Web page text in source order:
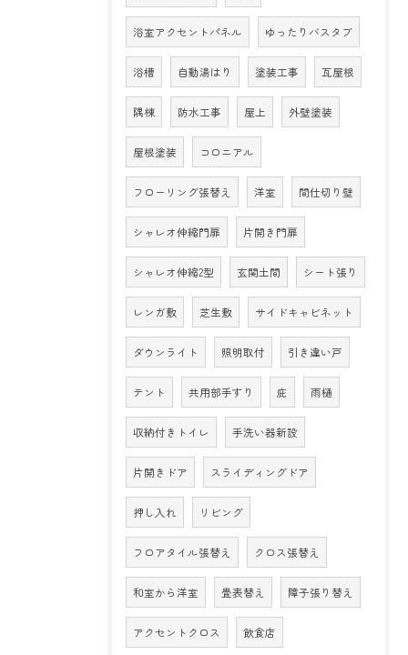
浴室アクセントパネル ゆったりバスタブ
浴槽 自動湯はり 塗装工事 瓦屋根
隅棟 防水工事 屋上 外壁塗装
屋根塗装 コロニアル
フローリング張替え 洋室 間仕切り壁
シャレオ伸縮門扉 片開き門扉
シャレオ伸縮2型 玄関土間 シート張り
レンガ敷 芝生敷 サイドキャビネット
ダウンライト 照明取付 引き違い戸
テント 共用部手すり 庇 雨樋
収納付きトイレ 手洗い器新設
片開きドア スライディングドア
押し入れ リビング
フロアタイル張替え クロス張替え
和室から洋室 畳表替え 障子張り替え
アクセントクロス 飲食店